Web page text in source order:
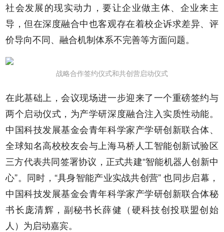
社会发展的现实动力，要让企业做主体、企业来主
导，但在深度融合中也客观存在着校企诉求差异、评
价导向不同、融合机制体系不完善等方面问题。
战略合作签约仪式和共创营启动仪式
在此基础上，会议现场进一步迎来了一个重磅签约与
两个启动仪式，为产学研深度融合注入实质性动能。
中国科技发展基金会青年科学家产学研创新联合体、
全球知名高校校友会与上海马桥人工智能创新试验区
三方代表共同签署协议，正式共建“智能机器人创新中
心”。同时，“具身智能产业实战共创营” 也同步启幕，
中国科技发展基金会青年科学家产学研创新联合体秘
书长庞清辉，副秘书长薛健（硬科技创投联盟创始
人）为启动嘉宾。